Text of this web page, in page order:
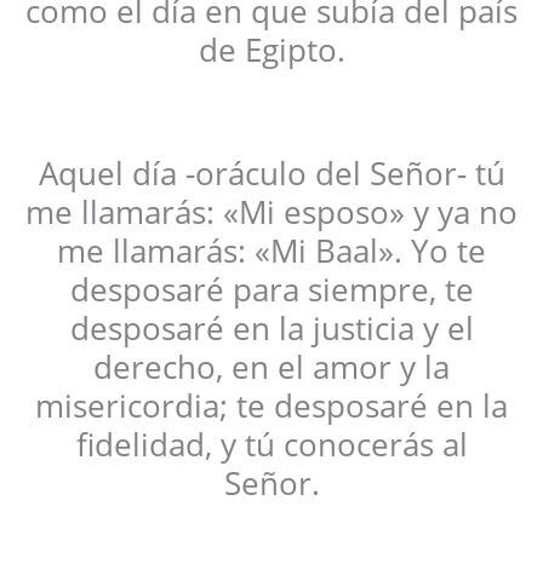
como el día en que subía del país
de Egipto.
Aquel día -oráculo del Señor- tú
me llamarás: «Mi esposo» y ya no
me llamarás: «Mi Baal». Yo te
desposaré para siempre, te
desposaré en la justicia y el
derecho, en el amor y la
misericordia; te desposaré en la
fidelidad, y tú conocerás al
Señor.